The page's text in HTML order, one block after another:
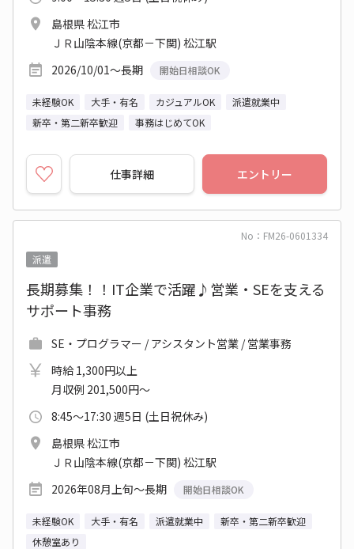
島根県 松江市
ＪＲ山陰本線(京都－下関) 松江駅
2026/10/01～長期
開始日相談OK
未経験OK 大手・有名 カジュアルOK
派遣就業中
新卒・第二新卒歓迎
事務はじめてOK
仕事詳細 エントリー
No：FM26-0601334
派遣
長期募集！！IT企業で活躍♪営業・SEを支える
サポート事務
SE・プログラマー / アシスタント営業 / 営業事務
時給 1,300円以上
月収例 201,500円～
8:45～17:30 週5日 (土日祝休み)
島根県 松江市
ＪＲ山陰本線(京都－下関) 松江駅
2026年08月上旬～長期
開始日相談OK
未経験OK 大手・有名 派遣就業中
新卒・第二新卒歓迎
休憩室あり